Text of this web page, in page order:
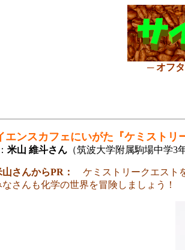
─ オフ
エンスカフェにいがた『ケミストリ
米山 維斗さん （筑波大学附属駒場中学3
山さんからPR：
ケミストリークエスト
なさんも化学の世界を冒険しましょう！